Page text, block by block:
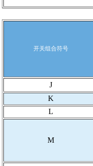
开关组合符号
J
K
L
M